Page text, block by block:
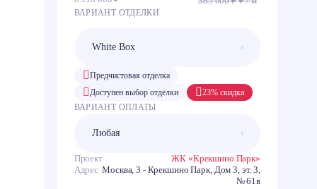
ВАРИАНТ ОТДЕЛКИ
23% скидка
Предчистовая отделка
Доступен выбор отделки
ВАРИАНТ ОПЛАТЫ
Проект
ЖК «Крекшино Парк»
Адрес Москва, 3 - Крекшино Парк, Дом 3, эт. 3,
№ 61в